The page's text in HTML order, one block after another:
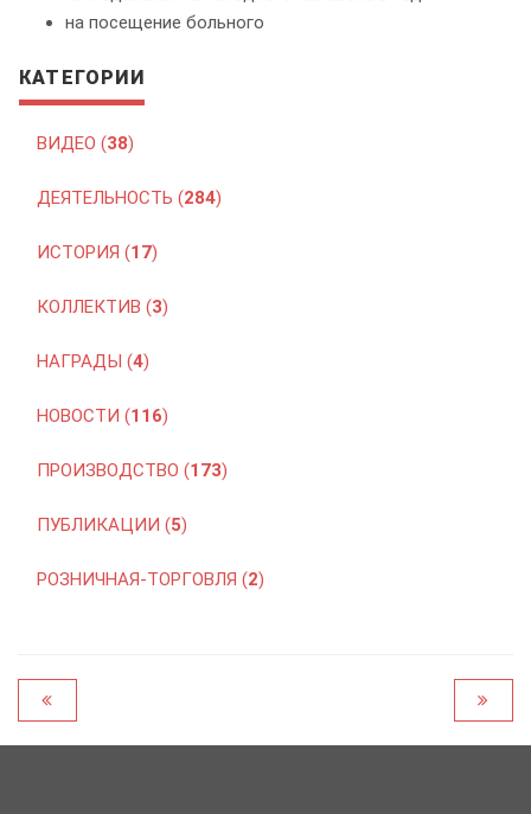
на посещение больного
КАТЕГОРИИ
ВИДЕО (38)
ДЕЯТЕЛЬНОСТЬ (284)
ИСТОРИЯ (17)
КОЛЛЕКТИВ (3)
НАГРАДЫ (4)
НОВОСТИ (116)
ПРОИЗВОДСТВО (173)
ПУБЛИКАЦИИ (5)
РОЗНИЧНАЯ-ТОРГОВЛЯ (2)